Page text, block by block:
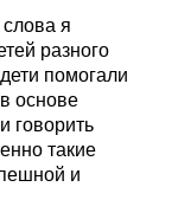
я
разного
помогали
основе
говорить
такие
и